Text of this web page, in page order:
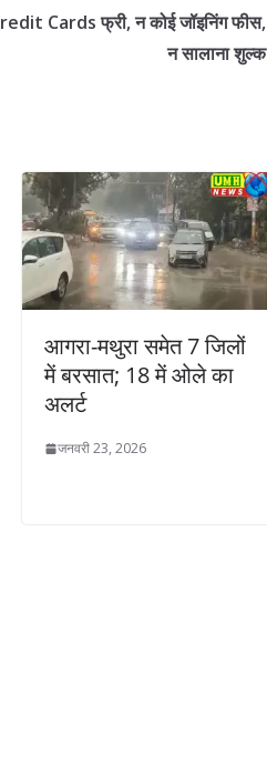
Cards फ्री, न कोई जॉइनिंग फीस,
न सालाना शुल्क
आगरा-मथुरा समेत 7 जिलों
में बरसात; 18 में ओले का
अलर्ट
जनवरी 23, 2026